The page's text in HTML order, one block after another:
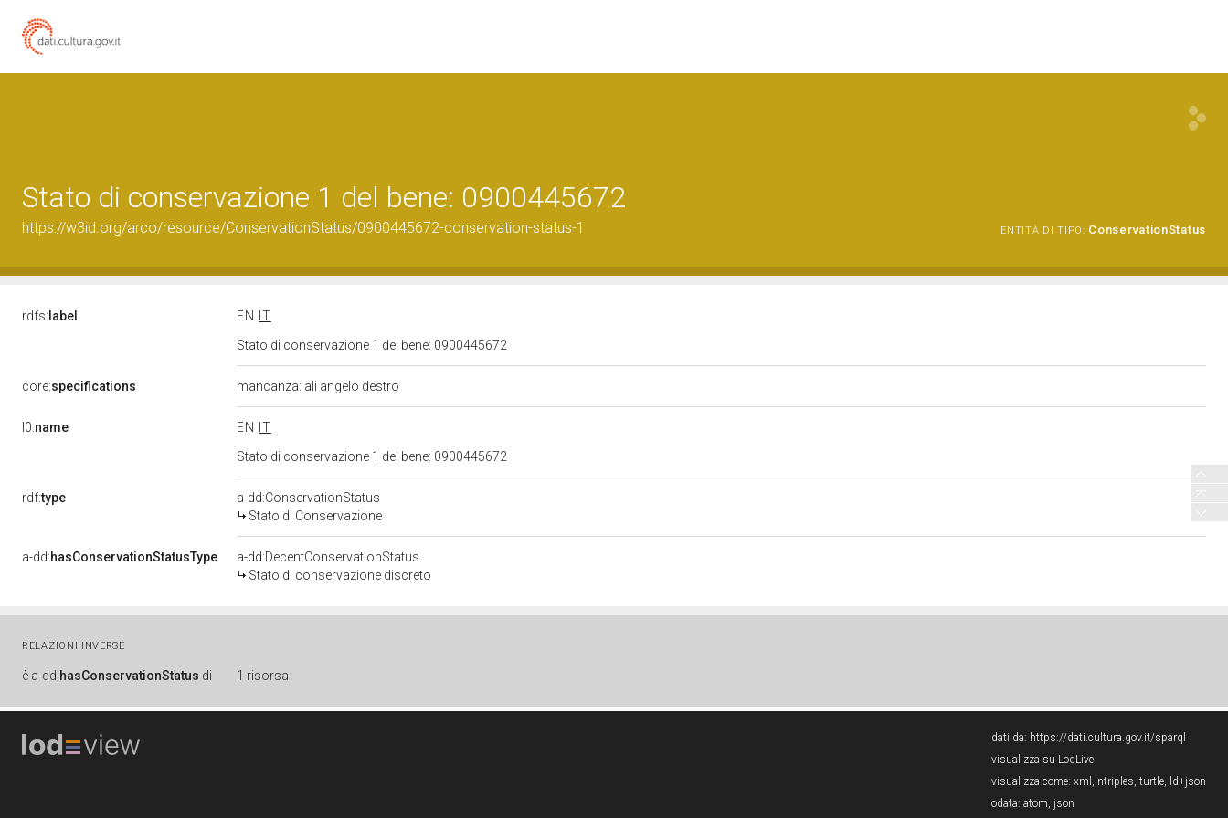
Stato di conservazione 1 del bene: 0900445672
https://w3id.org/arco/resource/ConservationStatus/0900445672-conservation-status-1 ENTITÀ DI TIPO: ConservationStatus
rdfs: label EN
IT
Stato di conservazione 1 del bene: 0900445672
core:specifications mancanza: ali angelo destro
l0:name EN
IT
Stato di conservazione 1 del bene: 0900445672
rdf:type
a-dd:ConservationStatus
Stato di Conservazione
a-dd:hasConservationStatusType
a-dd:DecentConservationStatus
Stato di conservazione discreto
RELAZIONI INVERSE
è a-dd:hasConservationStatus di 1 risorsa
dati da: https://dati.cultura.gov.it/sparql
visualizza su LodLive
visualizza come: xml , ntriples, turtle, ld+json
odata: atom, json